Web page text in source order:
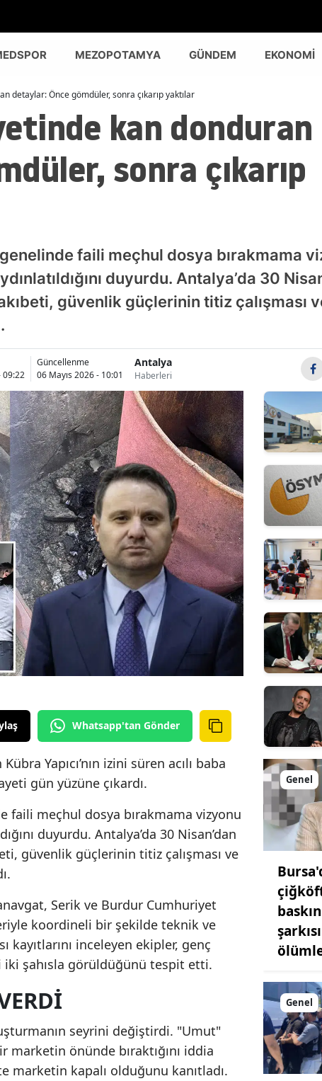
MEZOPOTAMYA GÜNDEM EKONOMİ
detaylar: Önce gömdüler, sonra çıkarıp yaktılar
kan donduran
sonra çıkarıp
faili meçhul dosya bırakmama
duyurdu. Antalya’da 30
güvenlik güçlerinin titiz çalışması
09:22
Güncellenme
06 Mayıs 2026 - 10:01
Antalya
Haberleri
Whatsapp'tan Gönder
Yapıcı’nın izini süren acılı baba
gün yüzüne çıkardı.
faili meçhul dosya bırakmama vizyonu
duyurdu. Antalya’da 30 Nisan’dan
güvenlik güçlerinin titiz çalışması ve
Serik ve Burdur Cumhuriyet
koordineli bir şekilde teknik ve
inceleyen ekipler, genç
iki şahısla görüldüğünü tespit etti.
seyrini değiştirdi. "Umut"
marketin önünde bıraktığını iddia
marketin kapalı olduğunu kanıtladı.
Genel
Genel